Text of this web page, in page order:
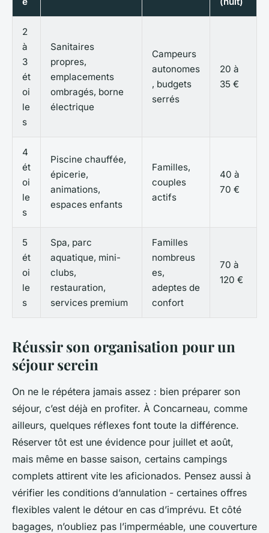
2
à
3
ét
oi
le
s
Sanitaires
propres,
emplacements
ombragés, borne
électrique
Campeurs
autonomes
, budgets
serrés
20 à
35 €
4
ét
oi
le
s
Piscine chauffée,
épicerie,
animations,
espaces enfants
Familles,
couples
actifs
40 à
70 €
5
ét
oi
le
s
Spa, parc
aquatique, mini-
clubs,
restauration,
services premium
Familles
nombreus
es,
adeptes de
confort
70 à
120 €
Réussir son organisation pour un
séjour serein
On ne le répétera jamais assez : bien préparer son
séjour, c’est déjà en profiter. À Concarneau, comme
ailleurs, quelques réflexes font toute la différence.
Réserver tôt est une évidence pour juillet et août,
mais même en basse saison, certains campings
complets attirent vite les aficionados. Pensez aussi à
vérifier les conditions d’annulation - certaines offres
flexibles valent le détour en cas d’imprévu. Et côté
bagages, n’oubliez pas l’imperméable, une couverture